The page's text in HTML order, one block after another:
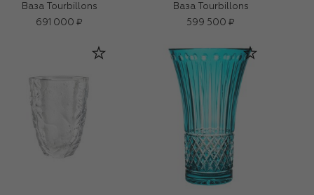
Ваза Tourbillons
691 000 ₽
Ваза Tourbillons
599 500 ₽